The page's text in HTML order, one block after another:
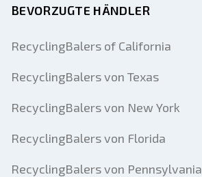
BEVORZUGTE HÄNDLER
RecyclingBalers of California
RecyclingBalers von Texas
RecyclingBalers von New York
RecyclingBalers von Florida
RecyclingBalers von Pennsylvania